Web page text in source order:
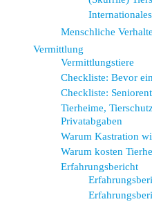
Menschliche
Vermittlung
Vermittlungstiere
Checkliste: Bevor
Checkliste:
Tierheime,
Privatabgaben
Warum Kastration
Warum kosten
Erfahrungsbericht